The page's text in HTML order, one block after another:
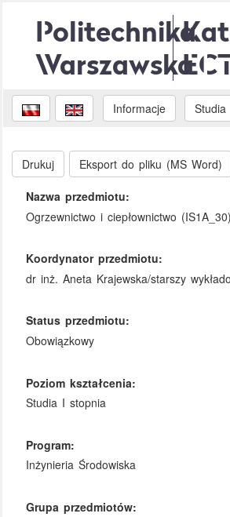
Politechnika
Warszawska
Informacje Studia
Drukuj Eksport do pliku (MS Word)
Nazwa przedmiotu:
Ogrzewnictwo i ciepłownictwo (IS1A_30)
Koordynator przedmiotu:
dr inż. Aneta Krajewska/starszy
Status przedmiotu:
Obowiązkowy
Poziom kształcenia:
Studia I stopnia
Program:
Inżynieria Środowiska
Grupa przedmiotów: